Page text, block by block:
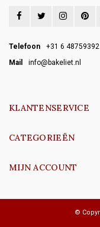
Telefoon
+31 6 48759392
Mail
info@bakeliet.nl
KLANTENSERVICE
CATEGORIEËN
MIJN ACCOUNT
©